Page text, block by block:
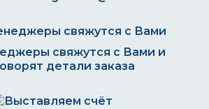
свяжутся с Вами и
детали заказа